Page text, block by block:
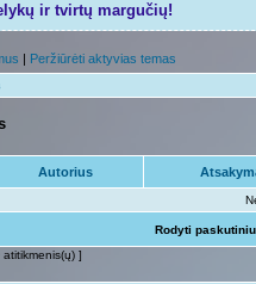
ir tvirtų margučių!
| Peržiūrėti aktyvias temas
Autorius
Rodyti
]